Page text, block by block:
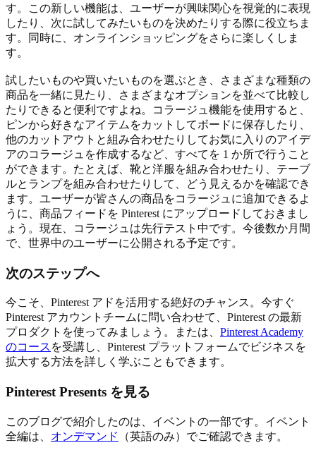
す。この新しい機能は、ユーザーが興味関心を視覚的に表現
したり、次に試してみたいものを決めたりする際に役立ちま
す。同時に、オンラインショッピングをさらに楽しくしま
す。
試したいものや買いたいものを選ぶとき、さまざまな種類の
商品を一緒に見たり、さまざまなオプションを並べて比較し
たりできると便利ですよね。コラージュ機能を使用すると、
ピンから好きなアイテムをカットしてボードに保存したり、
他のカットアウトと組み合わせたりしてお気に入りのアイデ
アのコラージュを作成するなど、すべてを 1 か所で行うこと
ができます。たとえば、靴と洋服を組み合わせたり、テーブ
ルとランプを組み合わせたりして、どう見えるかを確認でき
ます。ユーザーが皆さんの商品をコラージュに追加できるよ
うに、商品フィードを Pinterest にアップロードしておきまし
ょう。現在、コラージュは先行テスト中です。今後数か月間
で、世界中のユーザーに公開される予定です。
次のステップへ
今こそ、Pinterest アドを活用する絶好のチャンス。今すぐ
Pinterest アカウントチームに問い合わせて、Pinterest の最新
プロダクトを使ってみましょう。または、 Pinterest Academy
のコース を受講し、Pinterest プラットフォームでビジネスを
拡大する方法を詳しく学ぶこともできます。
Pinterest Presents を見る
このブログで紹介したのは、イベントの一部です。イベント
全編は、 オンデマンド （英語のみ）でご確認できます。